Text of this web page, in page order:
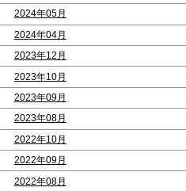
2024年05月
2024年04月
2023年12月
2023年10月
2023年09月
2023年08月
2022年10月
2022年09月
2022年08月